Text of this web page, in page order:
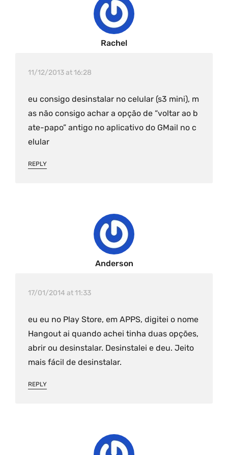
Rachel
11/12/2013 at 16:28
eu consigo desinstalar no celular (s3 mini), m
as não consigo achar a opção de “voltar ao b
ate-papo” antigo no aplicativo do GMail no c
elular
REPLY
Anderson
17/01/2014 at 11:33
eu eu no Play Store, em APPS, digitei o nome
Hangout ai quando achei tinha duas opções,
abrir ou desinstalar. Desinstalei e deu. Jeito
mais fácil de desinstalar.
REPLY